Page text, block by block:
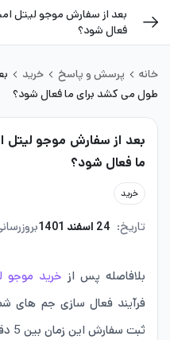
بعد از سفارش موجو لیتل
فعال شود؟
خانه پرسش و پاسخ خرید
طول می کشد برای ما فعال شود؟
بعد از سفارش موجو لیتل
ما فعال شود؟
خرید
تاریخ: 24 اسفند 1401
بلافاصله پس از خرید موجو
فرآیند فعال سازی جم های
ثبت سفارش این زمان بین 5 دقیقه تا 3 ساعت طول می کشد.